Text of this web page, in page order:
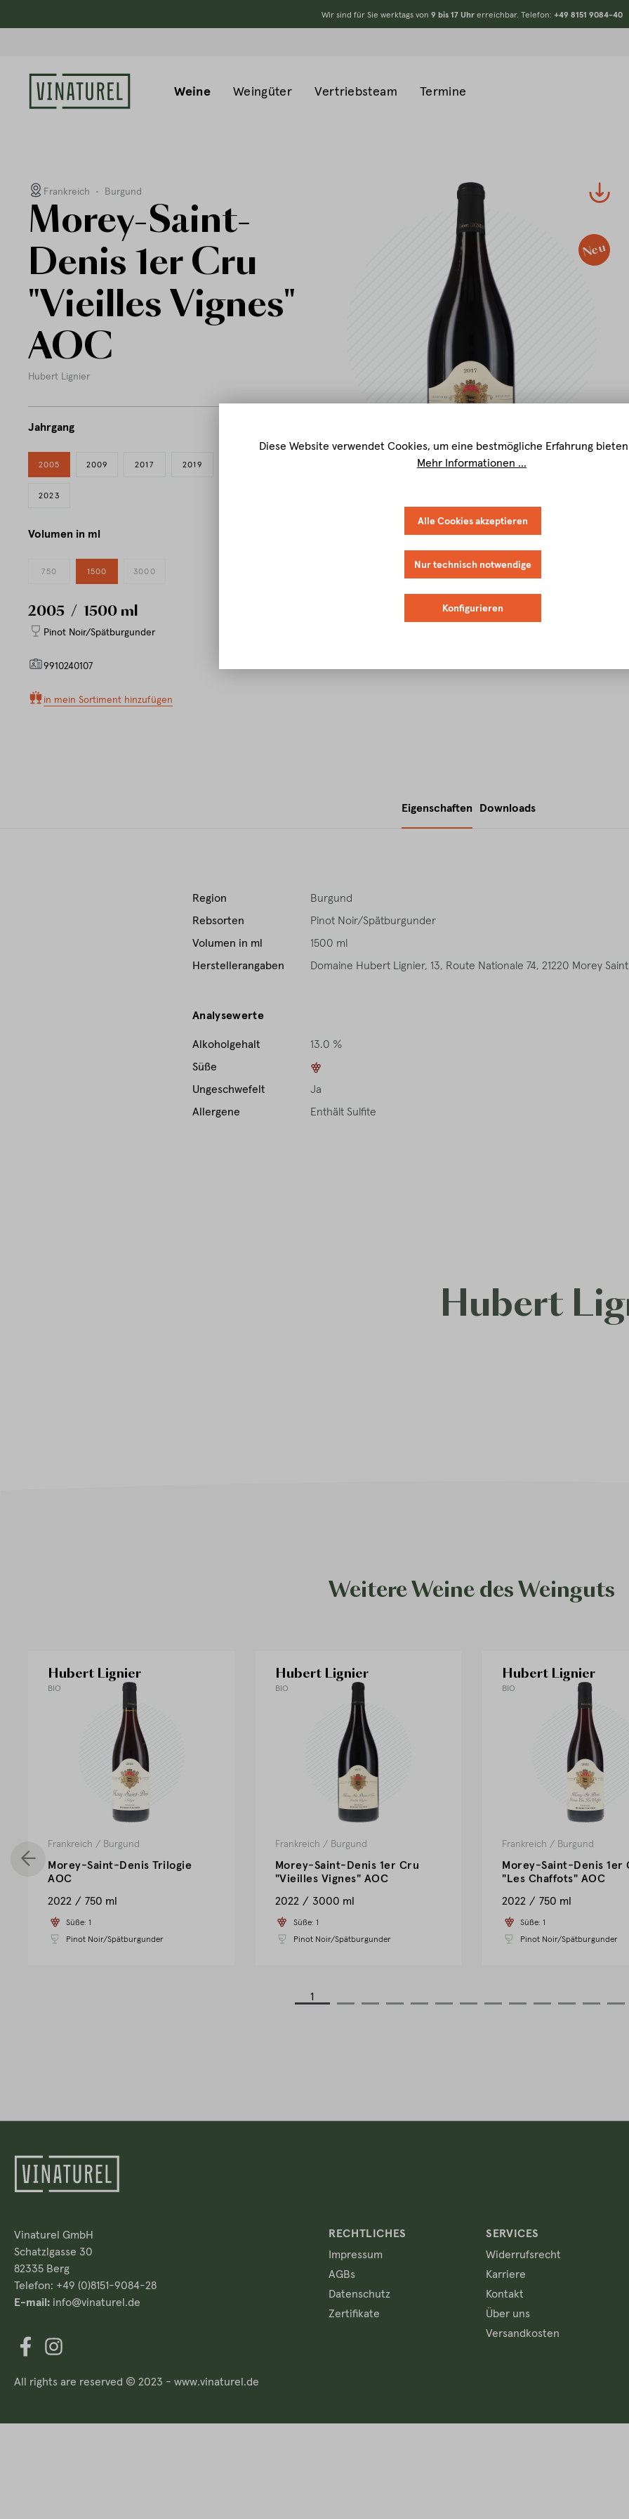
Wir sind für Sie werktags von 9 bis 17 Uhrerreichbar. Telefon: +49 8151 9084-40
Weine Weingüter Vertriebsteam Termine
Frankreich • Burgund
Morey-Saint-
Denis 1er Cru
"Vieilles Vignes"
AOC
Hubert Lignier
Jahrgang
2005 2009 2017 2019
2023
Volumen in ml
750 1500 3000
2005 / 1500 ml
Pinot Noir/Spätburgunder
9910240107
in mein Sortiment hinzufügen
#
Neu
Eigenschaften Downloads
Region
Burgund
Rebsorten
Pinot Noir/Spätburgunder
Volumen in ml
1500 ml
Herstellerangaben
Domaine Hubert Lignier, 13, Route Nationale 74, 21220 Morey
Analysewerte
Alkoholgehalt
13.0 %
Süße
1
Ungeschwefelt
Ja
Allergene
Enthält Sulfite
Hubert
Weitere Weine des Weinguts
1
Hubert Lignier
BIO
Frankreich / Burgund
Morey-Saint-Denis Trilogie
AOC
2022
750 ml
Süße: 1
Pinot Noir/Spätburgunder
Hubert Lignier
BIO
Frankreich / Burgund
Morey-Saint-Denis 1er Cru
"Vieilles Vignes" AOC
2022
3000 ml
Süße: 1
Pinot Noir/Spätburgunder
Hubert Lignier
BIO
Frankreich / Burgund
Morey-Saint-Denis 1er
"Les Chaffots" AOC
2022
750 ml
Süße: 1
Pinot Noir/Spätburgunder
Vinaturel GmbH
Schatzlgasse 30
82335 Berg
Telefon: +49 (0)8151-9084-28
E-mail: info@vinaturel.de
RECHTLICHES
Impressum
AGBs
Datenschutz
Zertifikate
SERVICES
Widerrufsrecht
Karriere
Kontakt
Über uns
Versandkosten
All rights are reserved © 2023 - www.vinaturel.de
Diese Website verwendet Cookies, um eine bestmögliche Erfahrung
Mehr Informationen ...
Alle Cookies akzeptieren
Nur technisch notwendige
Konfigurieren